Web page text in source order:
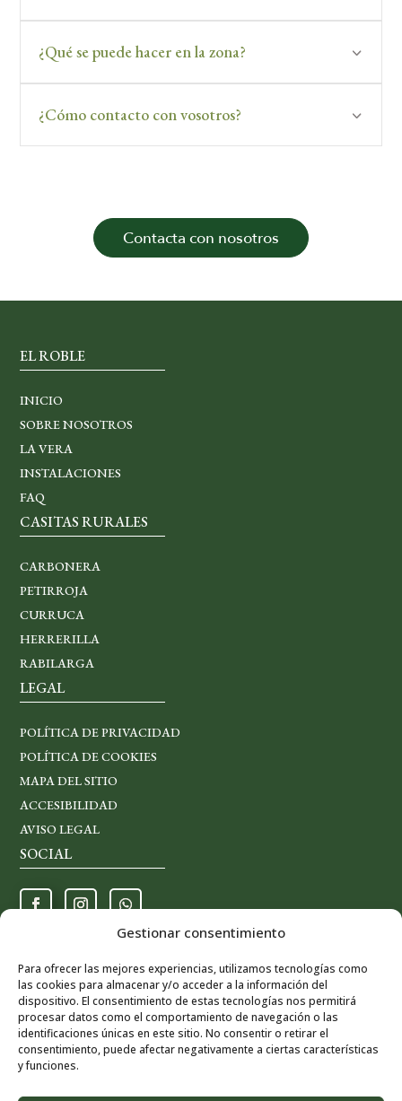
Gestionar consentimiento
Para ofrecer las mejores experiencias, utilizamos tecnologías como
las cookies para almacenar y/o acceder a la información del
dispositivo. El consentimiento de estas tecnologías nos permitirá
procesar datos como el comportamiento de navegación o las
identificaciones únicas en este sitio. No consentir o retirar el
consentimiento, puede afectar negativamente a ciertas características
y funciones.
¿Qué se puede hacer en la zona?
¿Cómo contacto con vosotros?
Contacta con nosotros
EL ROBLE
INICIO
SOBRE NOSOTROS
LA VERA
INSTALACIONES
FAQ
CASITAS RURALES
CARBONERA
PETIRROJA
CURRUCA
HERRERILLA
RABILARGA
LEGAL
POLÍTICA DE PRIVACIDAD
POLÍTICA DE COOKIES
MAPA DEL SITIO
ACCESIBILIDAD
AVISO LEGAL
SOCIAL
© Copyright